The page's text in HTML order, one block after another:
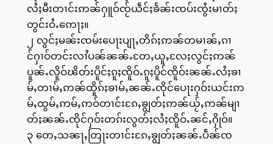
လႆႈမီးတၢင်းဢၼ်ႁူဝ်ၸႂ်ယဵင်ႈၶႅၼ်းၸပ်းၸွႆးမၢတ်ႈ
တွင်းဝႆႉဢေႃႈ။
၂ လွင်ႈမၼ်းၸမ်းပေႃးပျႃႇတိၵ်ႈဢၼ်တမၢၼ်ႇၵၢ
င်ႁၢဝ်တင်းလၢႆပၼ်ၼၼ်ႉတႄႇယူႇလႄႈလွင်ႈဢၼ်
ပူၼ်ႉလိူဝ်ၽိတ်းပိူင်ႈၵူႈၸိူဝ်ႉၵူႈပိူင်ၸိူဝ်းၼၼ်ႉလႆႈၶၢ
မ်ႇတၢမ်ႇဢၼ်ထိူၵ်ႈၶၢမ်ႇၼၼ်ႉၸိုင်ပေႃးႁဝ်းယင်းဢ
မ်ႇထွမ်ႇဢမ်ႇဢဝ်တၢင်းၵႄႇၶျွတ်ႈဢၼ်ယႂ်ႇဢၼ်မျၢ
တ်ႈၼၼ်ႉၸိုင်ႁဝ်းတၵ်းလွတ်ႈလႆႈၸိူဝ်ႉၼင်ႇႁိုဝ်။
၃ တေႇသၼႃႇတြႃးတၢင်းၵႄႇၶျွတ်ႈၼၼ်ႉပဵၼ်ၸ